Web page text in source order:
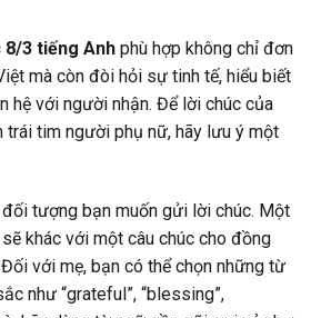
8/3 tiếng Anh phù hợp không chỉ đơn
mà còn đòi hỏi sự tinh tế, hiểu biết
hệ với người nhận. Để lời chúc của
tim người phụ nữ, hãy lưu ý một
tượng bạn muốn gửi lời chúc. Một
khác với một câu chúc cho đồng
với mẹ, bạn có thể chọn những từ
như “grateful”, “blessing”,